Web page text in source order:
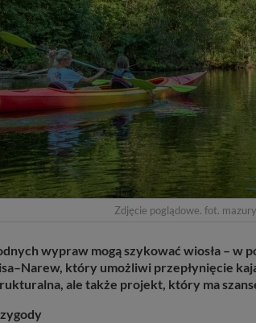
Zdjęcie poglądowe. fot.
wypraw mogą szykować wiosła – w
który umożliwi przepłynięcie
ale także projekt, który ma